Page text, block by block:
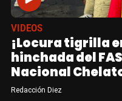
VIDEOS
¡Locura tigrilla
hinchada del
Nacional
Redacción Diez